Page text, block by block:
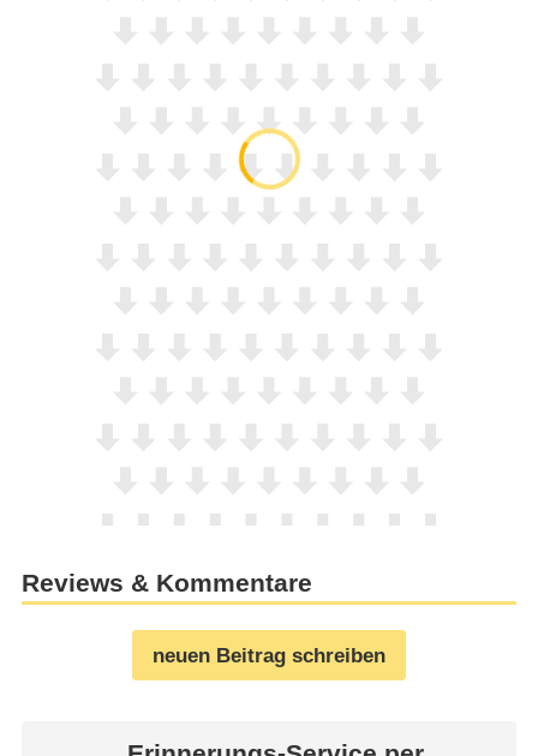
Reviews & Kommentare
neuen Beitrag schreiben